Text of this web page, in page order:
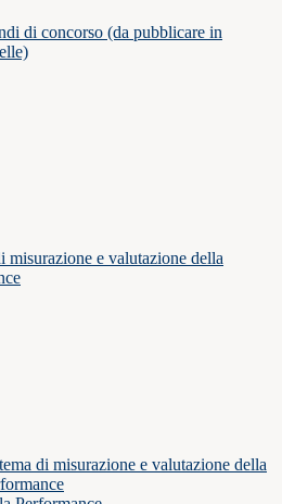
di concorso (da pubblicare in
misurazione e valutazione della
di misurazione e valutazione della